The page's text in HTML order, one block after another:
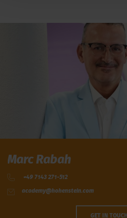
Marc Rabah
+49 7143 271-512
academy@hohenstein.com
GET IN TOUCH